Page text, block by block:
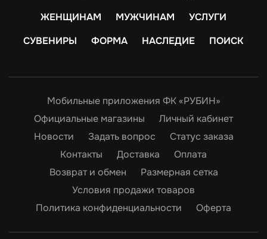
ЖЕНЩИНАМ
МУЖЧИНАМ
УСЛУГИ
СУВЕНИРЫ
ФОРМА НАСЛЕДИЕ ПОИСК
Мобильные приложения ФК «РУБИН»
Официальные магазины
Личный кабинет
Новости
Задать вопрос
Статус заказа
Контакты
Доставка
Оплата
Возврат и обмен
Размерная сетка
Условия продажи товаров
Политика конфиденциальности
Оферта